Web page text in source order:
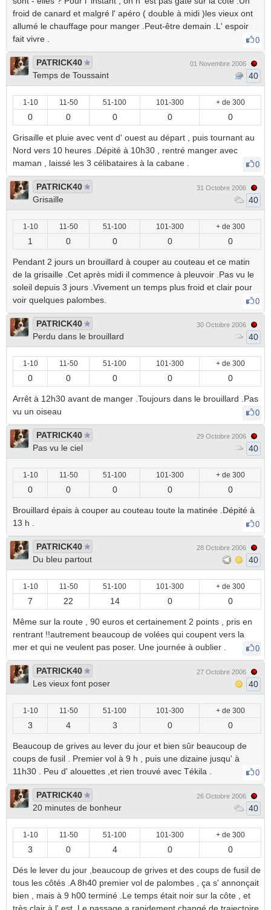
froid de canard et malgré l' apéro ( double à midi )les vieux ont
allumé le chauffage pour manger .Peut-être demain .L' espoir
fait vivre .
0
PATRICK40
Temps de Toussaint
01 Novembre 2006
40
1-10 11-50 51-100 101-300 + de 300
0 0 0 0 0
Grisaille et pluie avec vent d' ouest au départ , puis tournant au
Nord vers 10 heures .Dépité à 10h30 , rentré manger avec
maman , laissé les 3 célibataires à la cabane .
0
PATRICK40
Grisaille
31 Octobre 2006
40
1-10 11-50 51-100 101-300 + de 300
1 0 0 0 0
Pendant 2 jours un brouillard à couper au couteau et ce matin
de la grisaille .Cet après midi il commence à pleuvoir .Pas vu le
soleil depuis 3 jours .Vivement un temps plus froid et clair pour
voir quelques palombes.
0
PATRICK40
Perdu dans le brouillard
30 Octobre 2006
40
1-10 11-50 51-100 101-300 + de 300
0 0 0 0 0
Arrêt à 12h30 avant de manger .Toujours dans le brouillard .Pas
vu un oiseau
0
PATRICK40
Pas vu le ciel
29 Octobre 2006
40
1-10 11-50 51-100 101-300 + de 300
0 0 0 0 0
Brouillard épais à couper au couteau toute la matinée .Dépité à
13 h .
0
PATRICK40
Du bleu partout
28 Octobre 2006
40
1-10 11-50 51-100 101-300 + de 300
7 22 14 0 0
Même sur la route , 90 euros et certainement 2 points , pris en
rentrant !!autrement beaucoup de volées qui coupent vers la
mer et qui ne veulent pas poser. Une journée à oublier .
0
PATRICK40
Les vieux font poser
27 Octobre 2006
40
1-10 11-50 51-100 101-300 + de 300
3 4 3 0 0
Beaucoup de grives au lever du jour et bien sûr beaucoup de
coups de fusil . Premier vol à 9 h , puis une dizaine jusqu' à
11h30 . Peu d' alouettes ,et rien trouvé avec Tékila .
0
PATRICK40
20 minutes de bonheur
26 Octobre 2006
40
1-10 11-50 51-100 101-300 + de 300
3 0 4 0 0
Dés le lever du jour ,beaucoup de grives et des coups de fusil de
tous les côtés .A 8h40 premier vol de palombes , ça s' annonçait
bien , mais à 9 h00 terminé .Le temps était noir sur la côte , et